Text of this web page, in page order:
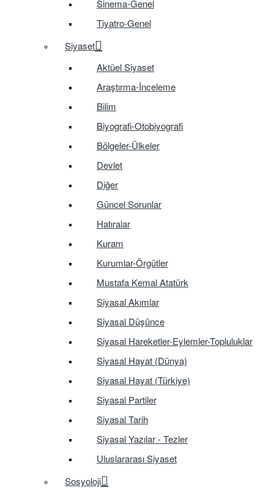
Sinema-Genel
Tiyatro-Genel
Siyaset
Aktüel Siyaset
Araştırma-İnceleme
Bilim
Biyografi-Otobiyografi
Bölgeler-Ülkeler
Devlet
Diğer
Güncel Sorunlar
Hatıralar
Kuram
Kurumlar-Örgütler
Mustafa Kemal Atatürk
Siyasal Akımlar
Siyasal Düşünce
Siyasal Hareketler-Eylemler-Topluluklar
Siyasal Hayat (Dünya)
Siyasal Hayat (Türkiye)
Siyasal Partiler
Siyasal Tarih
Siyasal Yazılar - Tezler
Uluslararası Siyaset
Sosyoloji